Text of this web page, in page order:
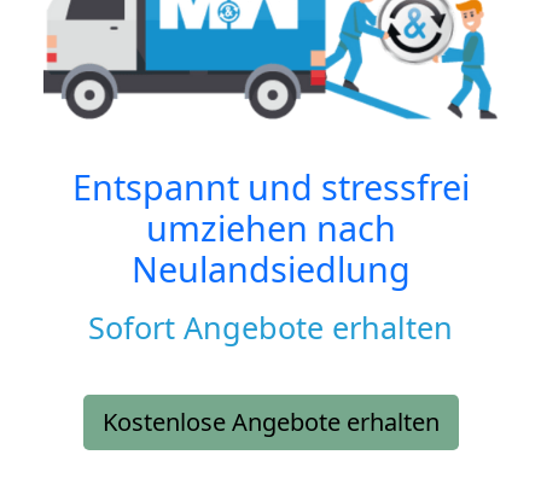
Entspannt und stressfrei
umziehen nach
Neulandsiedlung
Sofort Angebote erhalten
Kostenlose Angebote erhalten